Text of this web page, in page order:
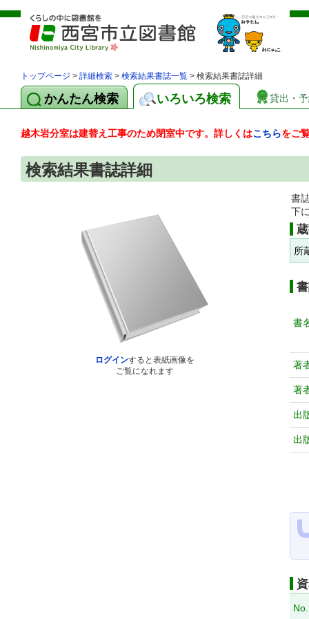
トップページ > 詳細検索 > 検索結果書誌一覧 > 検索結果書誌詳細
かんたん検索 いろいろ検索 貸出・
越木岩分室は建替え工事のため閉室中です。詳しくはこちらをご
検索結果書誌詳細
ログインすると表紙画像を
ご覧になれます
書
下
所
書
著
著
出
出
No.